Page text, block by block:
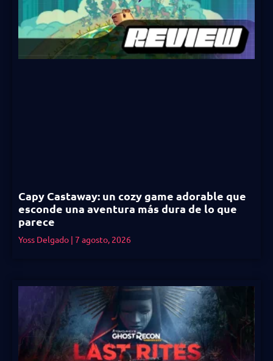
Capy Castaway: un cozy game adorable que
esconde una aventura más dura de lo que
parece
Yoss Delgado 7 agosto, 2026